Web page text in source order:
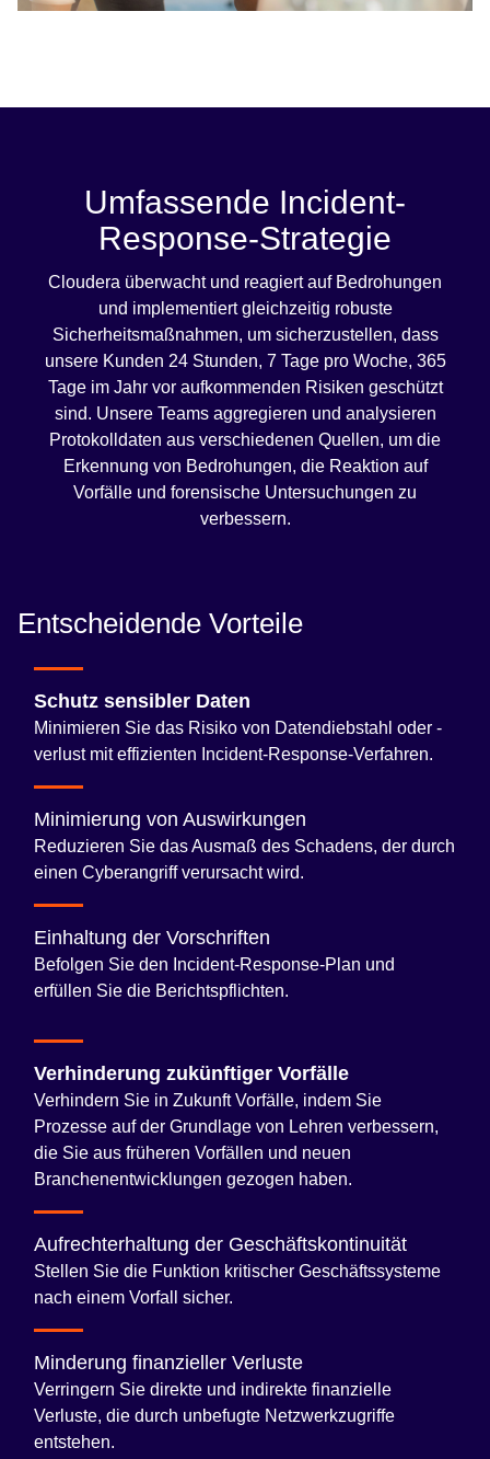
Umfassende Incident-
Response-Strategie
Cloudera überwacht und reagiert auf Bedrohungen
und implementiert gleichzeitig robuste
Sicherheitsmaßnahmen, um sicherzustellen, dass
unsere Kunden 24 Stunden, 7 Tage pro Woche, 365
Tage im Jahr vor aufkommenden Risiken geschützt
sind. Unsere Teams aggregieren und analysieren
Protokolldaten aus verschiedenen Quellen, um die
Erkennung von Bedrohungen, die Reaktion auf
Vorfälle und forensische Untersuchungen zu
verbessern.
Entscheidende Vorteile
Schutz sensibler Daten
Minimieren Sie das Risiko von Datendiebstahl oder -
verlust mit effizienten Incident-Response-Verfahren.
Minimierung von Auswirkungen
Reduzieren Sie das Ausmaß des Schadens, der durch
einen Cyberangriff verursacht wird.
Einhaltung der Vorschriften
Befolgen Sie den Incident-Response-Plan und
erfüllen Sie die Berichtspflichten.
Verhinderung zukünftiger Vorfälle
Verhindern Sie in Zukunft Vorfälle, indem Sie
Prozesse auf der Grundlage von Lehren verbessern,
die Sie aus früheren Vorfällen und neuen
Branchenentwicklungen gezogen haben.
Aufrechterhaltung der Geschäftskontinuität
Stellen Sie die Funktion kritischer Geschäftssysteme
nach einem Vorfall sicher.
Minderung finanzieller Verluste
Verringern Sie direkte und indirekte finanzielle
Verluste, die durch unbefugte Netzwerkzugriffe
entstehen.